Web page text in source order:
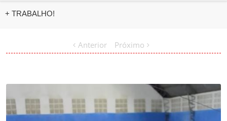
+ TRABALHO!
Anterior Próximo